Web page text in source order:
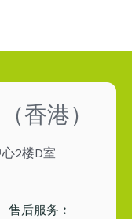
香港）
2楼D室
售后服务︰